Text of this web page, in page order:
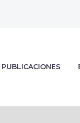
PUBLICACIONES